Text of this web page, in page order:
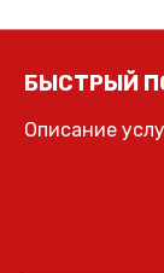
БЫСТРЫЙ
Описание